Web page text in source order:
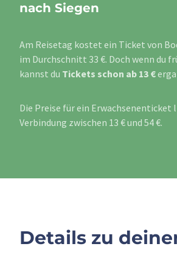
nach Siegen
Am Reisetag kostet ein Ticket von
im Durchschnitt 33 €. Doch wenn du
kannst du Tickets schon ab 13 €
Die Preise für ein Erwachsenenticket
Verbindung zwischen 13 € und 54 €.
Details zu